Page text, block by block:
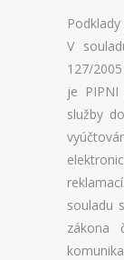
V
127/
je
služby
souladu
zákona